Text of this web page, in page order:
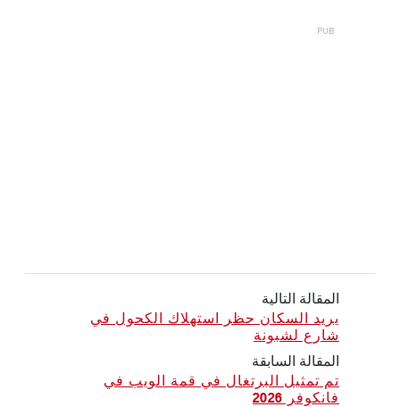
المقالة التالية
يريد السكان حظر استهلاك الكحول في
شارع لشبونة
المقالة السابقة
تم تمثيل البرتغال في قمة الويب في
فانكوفر 2026